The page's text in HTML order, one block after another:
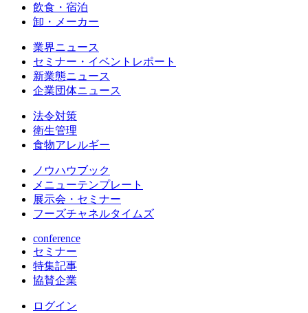
飲食・宿泊
卸・メーカー
業界ニュース
セミナー・イベントレポート
新業態ニュース
企業団体ニュース
法令対策
衛生管理
食物アレルギー
ノウハウブック
メニューテンプレート
展示会・セミナー
フーズチャネルタイムズ
conference
セミナー
特集記事
協賛企業
ログイン